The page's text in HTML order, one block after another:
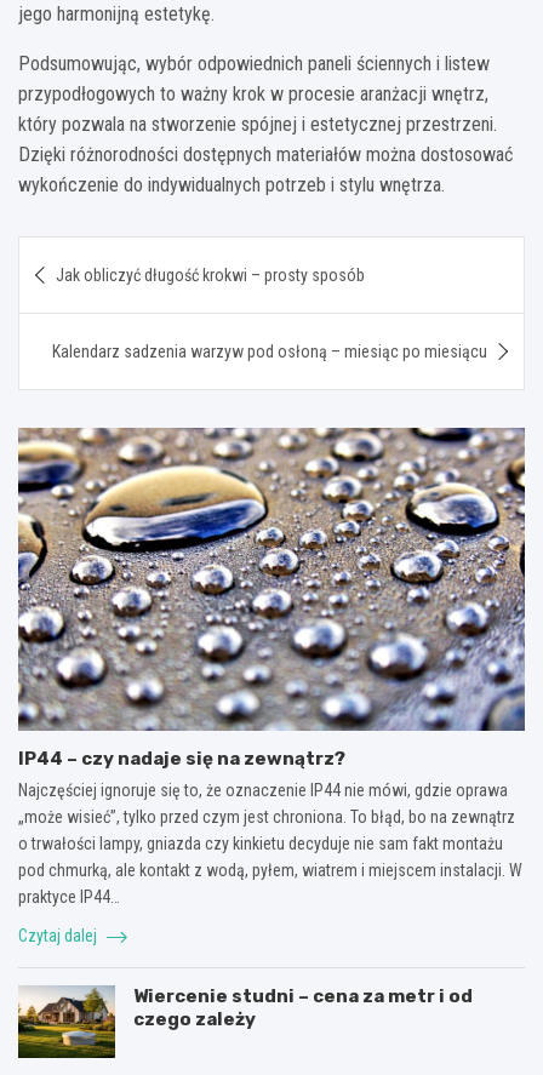
jego harmonijną estetykę.
Podsumowując, wybór odpowiednich paneli ściennych i listew
przypodłogowych to ważny krok w procesie aranżacji wnętrz,
który pozwala na stworzenie spójnej i estetycznej przestrzeni.
Dzięki różnorodności dostępnych materiałów można dostosować
wykończenie do indywidualnych potrzeb i stylu wnętrza.
wpisu
Jak obliczyć długość krokwi – prosty sposób
Kalendarz sadzenia warzyw pod osłoną – miesiąc po miesiącu
IP44 – czy nadaje się na zewnątrz?
Najczęściej ignoruje się to, że oznaczenie IP44 nie mówi, gdzie oprawa
„może wisieć”, tylko przed czym jest chroniona. To błąd, bo na zewnątrz
o trwałości lampy, gniazda czy kinkietu decyduje nie sam fakt montażu
pod chmurką, ale kontakt z wodą, pyłem, wiatrem i miejscem instalacji. W
praktyce IP44…
Czytaj dalej
Wiercenie studni – cena za metr i od
czego zależy